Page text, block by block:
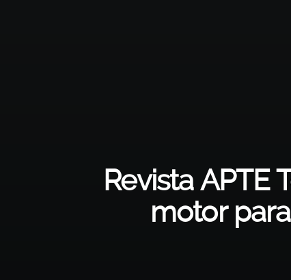
Revista APTE
motor